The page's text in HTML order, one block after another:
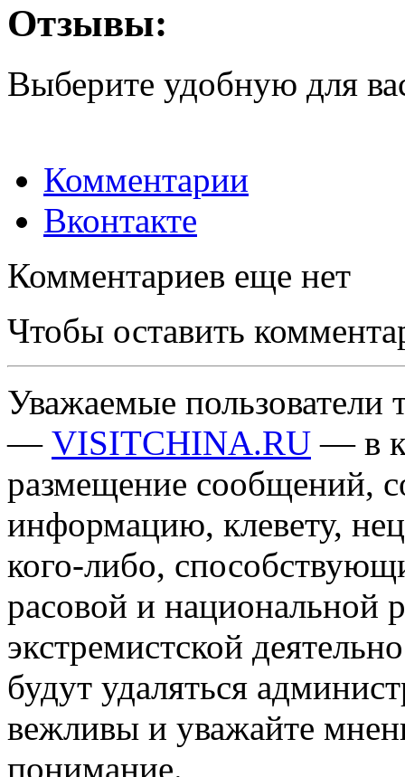
Отзывы:
Выберите удобную для
Комментарии
Вконтакте
Комментариев еще нет
Чтобы оставить
Уважаемые пользователи
— VISITCHINA.RU — в
размещение сообщений,
информацию, клевету,
кого-либо,
расовой и национальной
экстремистской
будут удаляться
вежливы и уважайте
понимание.